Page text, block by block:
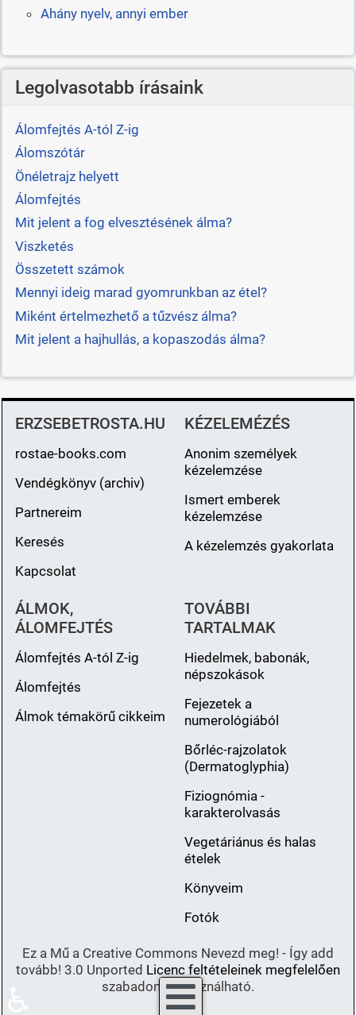
Ahány nyelv, annyi ember
Legolvasotabb írásaink
Álomfejtés A-tól Z-ig
Álomszótár
Önéletrajz helyett
Álomfejtés
Mit jelent a fog elvesztésének álma?
Viszketés
Összetett számok
Mennyi ideig marad gyomrunkban az étel?
Miként értelmezhető a tűzvész álma?
Mit jelent a hajhullás, a kopaszodás álma?
ERZSEBETROSTA.HU
rostae-books.com
Vendégkönyv (archiv)
Partnereim
Keresés
Kapcsolat
KÉZELEMÉZÉS
Anonim személyek
kézelemzése
Ismert emberek
kézelemzése
A kézelemzés gyakorlata
ÁLMOK,
ÁLOMFEJTÉS
Álomfejtés A-tól Z-ig
Álomfejtés
Álmok témakörű cikkeim
TOVÁBBI
TARTALMAK
Hiedelmek, babonák,
népszokások
Fejezetek a
numerológiából
Bőrléc-rajzolatok
(Dermatoglyphia)
Fiziognómia -
karakterolvasás
Vegetáriánus és halas
ételek
Könyveim
Fotók
Ez a Mű a Creative Commons Nevezd meg! - Így add
tovább! 3.0 Unported Licenc feltételeinek megfelelően
szabadon felhasználható.